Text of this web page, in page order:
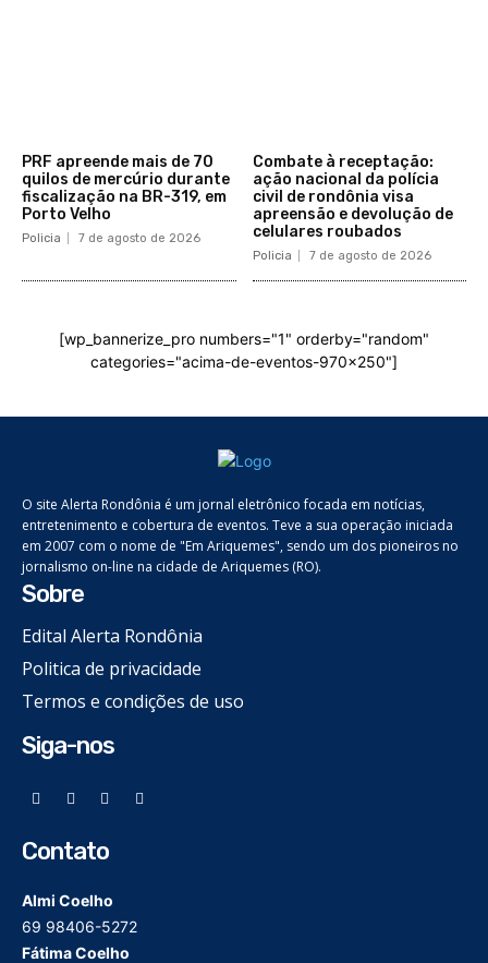
PRF apreende mais de 70
quilos de mercúrio durante
fiscalização na BR-319, em
Porto Velho
Policia 7 de agosto de 2026
Combate à receptação:
ação nacional da polícia
civil de rondônia visa
apreensão e devolução de
celulares roubados
Policia 7 de agosto de 2026
[wp_bannerize_pro numbers="1" orderby="random"
categories="acima-de-eventos-970x250"]
O site Alerta Rondônia é um jornal eletrônico focada em notícias,
entretenimento e cobertura de eventos. Teve a sua operação iniciada
em 2007 com o nome de "Em Ariquemes", sendo um dos pioneiros no
jornalismo on-line na cidade de Ariquemes (RO).
Sobre
Edital Alerta Rondônia
Politica de privacidade
Termos e condições de uso
Siga-nos
Contato
Almi Coelho
69 98406-5272
Fátima Coelho